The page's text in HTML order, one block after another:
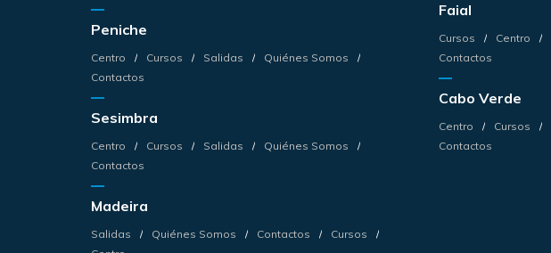
Peniche
Centro Cursos Salidas
Quiénes Somos
Contactos
Sesimbra
Centro Cursos Salidas
Quiénes Somos
Contactos
Madeira
Salidas Quiénes Somos Contactos
Cursos
Faial
Cursos Centro
Contactos
Cabo Verde
Centro Cursos
Contactos